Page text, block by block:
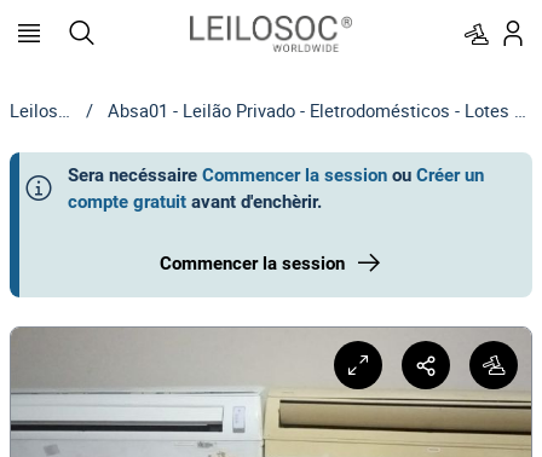
Leilosoc / Absa01 - Leilão Privado - Eletrodomésticos - Lotes 01 a 20
Sera necéssaire Commencer la session ou Créer un
compte gratuit avant d'enchèrir.
Commencer la session